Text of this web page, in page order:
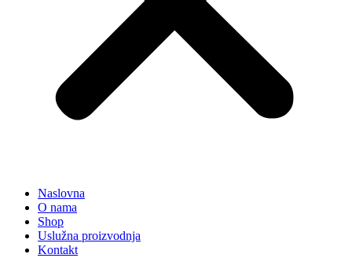
Naslovna
O nama
Shop
Uslužna proizvodnja
Kontakt